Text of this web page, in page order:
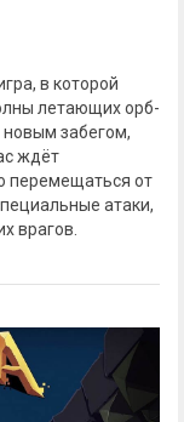
в которой
летающих орб-
забегом,
ждёт
перемещаться от
атаки,
врагов.